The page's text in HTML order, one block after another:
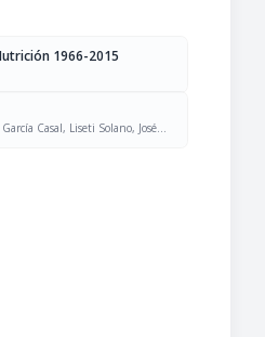
1966-2015
Casal, Liseti Solano, José